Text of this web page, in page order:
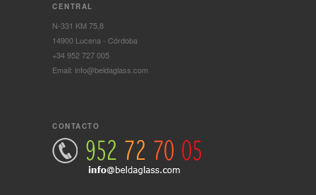
CENTRAL
N-331 KM 75,8
14900 Lucena - Córdoba
+34 952 727 005
Email: info@beldaglass.com
CONTACTO